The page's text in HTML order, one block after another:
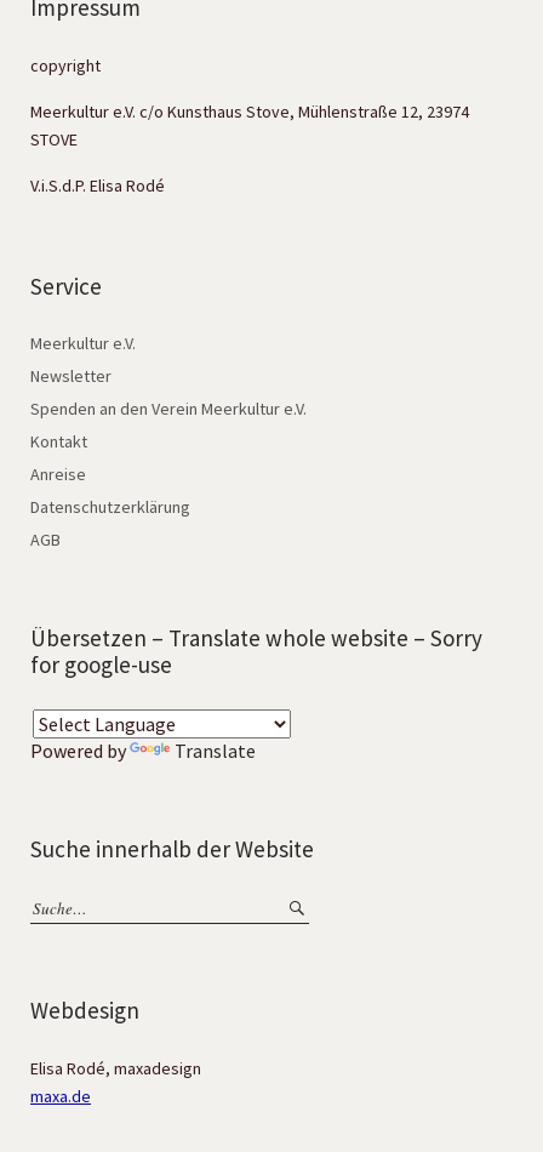
Impressum
copyright
Meerkultur e.V. c/o Kunsthaus Stove, Mühlenstraße 12, 23974
STOVE
V.i.S.d.P. Elisa Rodé
Service
Meerkultur e.V.
Newsletter
Spenden an den Verein Meerkultur e.V.
Kontakt
Anreise
Datenschutzerklärung
AGB
Übersetzen – Translate whole website – Sorry
for google-use
Powered by Translate
Suche innerhalb der Website
Webdesign
Elisa Rodé, maxadesign
maxa.de